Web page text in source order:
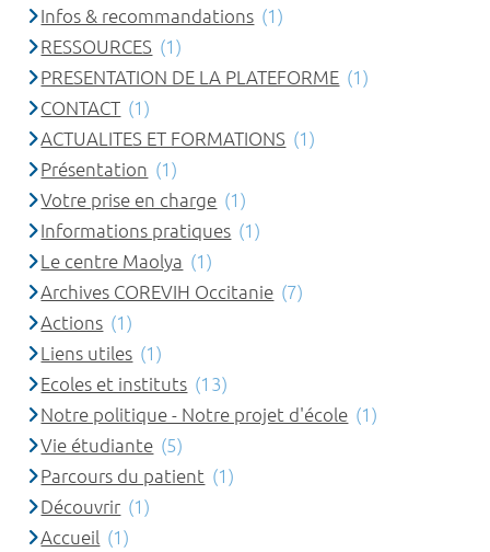
Infos & recommandations (1)
RESSOURCES (1)
PRESENTATION DE LA PLATEFORME (1)
CONTACT (1)
ACTUALITES ET FORMATIONS (1)
Présentation (1)
Votre prise en charge (1)
Informations pratiques (1)
Le centre Maolya (1)
Archives COREVIH Occitanie (7)
Actions (1)
Liens utiles (1)
Ecoles et instituts (13)
Notre politique - Notre projet d'école (1)
Vie étudiante (5)
Parcours du patient (1)
Découvrir (1)
Accueil (1)